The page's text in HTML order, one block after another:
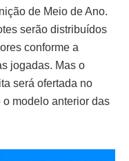
de Meio de Ano.
serão distribuídos
conforme a
jogadas. Mas o
será ofertada no
modelo anterior das